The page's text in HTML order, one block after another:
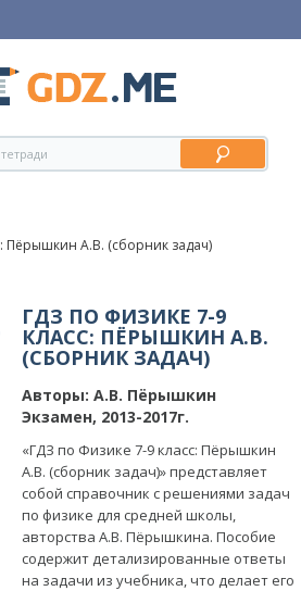
: Пёрышкин А.В. (сборник задач)
ГДЗ ПО ФИЗИКЕ 7-9
КЛАСС: ПЁРЫШКИН А.В.
(СБОРНИК ЗАДАЧ)
Авторы: А.В. Пёрышкин
Экзамен, 2013-2017г.
«ГДЗ по Физике 7-9 класс: Пёрышкин
А.В. (сборник задач)» представляет
собой справочник с решениями задач
по физике для средней школы,
авторства А.В. Пёрышкина. Пособие
содержит детализированные ответы
на задачи из учебника, что делает его